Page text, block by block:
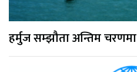
हर्मुज सम्झौता अन्तिम चरणमा